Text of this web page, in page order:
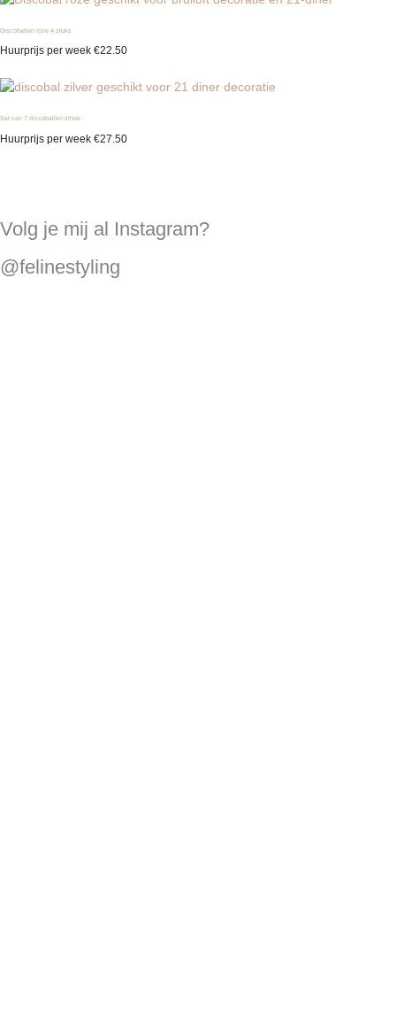
Discoballen roze 4 stuks
Huurprijs per week €22.50
Set van 7 discoballen zilver
Huurprijs per week €27.50
Volg je mij al Instagram?
@felinestyling